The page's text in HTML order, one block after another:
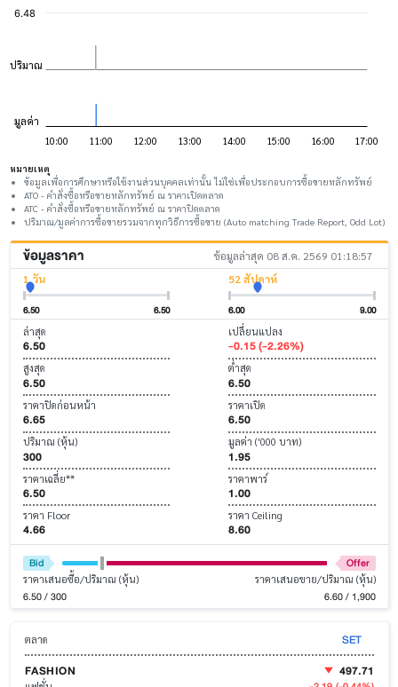
หมายเหตุ
ข้อมูลเพื่อการศึกษาหรือใช้งานส่วนบุคคลเท่านั้น ไม่ใช่เพื่อประกอบการซื้อขายหลักทรัพย์
ATO - คำสั่งซื้อหรือขายหลักทรัพย์ ณ ราคาเปิดตลาด
ATC - คำสั่งซื้อหรือขายหลักทรัพย์ ณ ราคาปิดตลาด
ปริมาณ/มูลค่าการซื้อขายรวมจากทุกวิธีการซื้อขาย (Auto matching Trade Report, Odd Lot)
ข้อมูลราคา
ข้อมูลล่าสุด 08 ส.ค. 2569 01:18:57
1 วัน
6.50 6.50
52 สัปดาห์
6.00 9.00
ล่าสุด
6.50
เปลี่ยนแปลง
-0.15 (-2.26%)
สูงสุด
6.50
ต่ำสุด
6.50
ราคาปิดก่อนหน้า
6.65
ราคาเปิด
6.50
ปริมาณ (หุ้น)
300
มูลค่า ('000 บาท)
1.95
ราคาเฉลี่ย**
6.50
ราคาพาร์
1.00
ราคา Floor
4.66
ราคา Ceiling
8.60
Bid Offer
ราคาเสนอซื้อ/ปริมาณ (หุ้น)
6.50 / 300
ราคาเสนอขาย/ปริมาณ (หุ้น)
6.60 / 1,900
ตลาด
SET
FASHION
497.71